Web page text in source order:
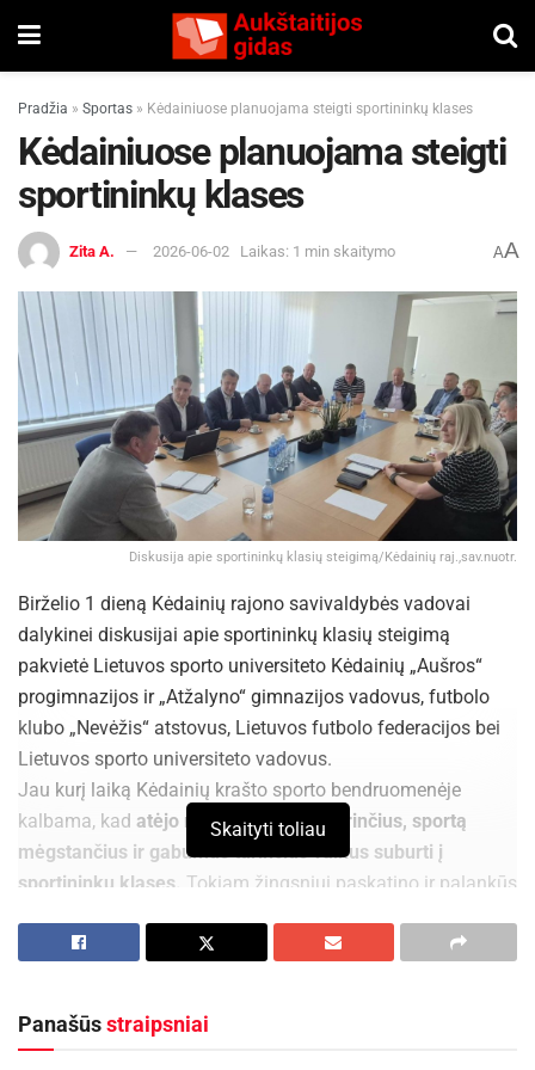
Pradžia » Sportas » Kėdainiuose planuojama steigti sportininkų klases
Kėdainiuose planuojama steigti
sportininkų klases
Zita A. 2026-06-02 Laikas: 1 min skaitymo AA
Diskusija apie sportininkų klasių steigimą/Kėdainių raj.,sav.nuotr.
Birželio 1 dieną Kėdainių rajono savivaldybės vadovai
dalykinei diskusijai apie sportininkų klasių steigimą
pakvietė Lietuvos sporto universiteto Kėdainių „Aušros“
progimnazijos ir „Atžalyno“ gimnazijos vadovus, futbolo
klubo „Nevėžis“ atstovus, Lietuvos futbolo federacijos bei
Lietuvos sporto universiteto vadovus.
Jau kurį laiką Kėdainių krašto sporto bendruomenėje
kalbama, kad atėjo metas sportuoti norinčius, sportą
mėgstančius ir gabumus turinčius vaikus suburti į
sportininkų klases. Tokiam žingsniui paskatino ir palankūs
Pasak sporto bendruomenės atstovų, sportininkų klasių
„Patirtis rodo, kad nereikia bijoti žengti tokį žingsnį. Esame
Skaityti toliau
Panašūsstraipsniai